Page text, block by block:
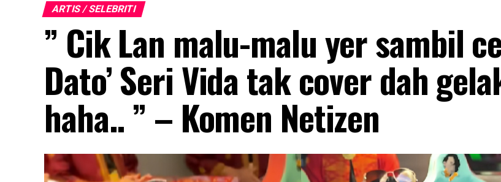
ARTIS / SELEBRITI
” Cik Lan malu-malu yer sambil
Dato’ Seri Vida tak cover dah
haha.. ” – Komen Netizen